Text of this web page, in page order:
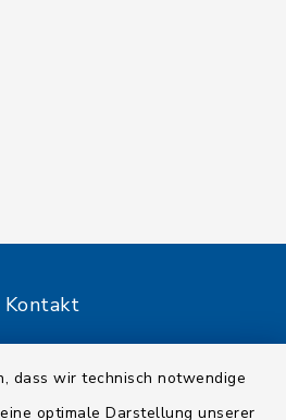
dass wir technisch notwendige
optimale Darstellung unserer
Kontakt